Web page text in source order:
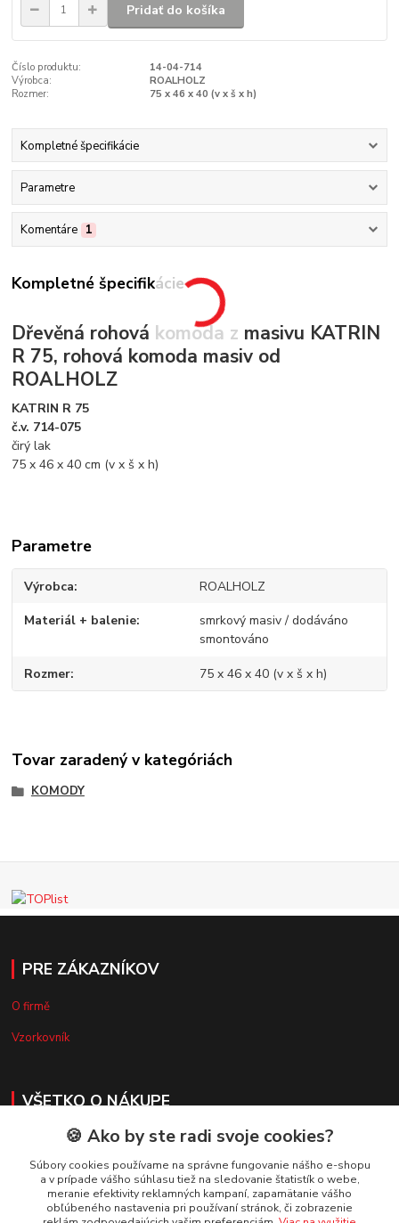
Pridať do košíka
Číslo produktu:
14-04-714
Výrobca:
ROALHOLZ
Rozmer:
75 x 46 x 40 (v x š x h)
Kompletné špecifikácie
Parametre
Komentáre 1
Kompletné špecifikácie
Dřevěná rohová komoda z masivu KATRIN
R 75, rohová komoda masiv od
ROALHOLZ
KATRIN R 75
č.v. 714-075
čirý lak
75 x 46 x 40 cm (v x š x h)
Parametre
Výrobca ROALHOLZ
Materiál + balenie
smrkový masiv / dodáváno
smontováno
Rozmer 75 x 46 x 40 (v x š x h)
Tovar zaradený v kategóriách
KOMODY
PRE ZÁKAZNÍKOV
O firmě
Vzorkovník
VŠETKO O NÁKUPE
Doprava a platba
Obchodné podmienky
Reklamačný poriadok
🍪 Ako by ste radi svoje cookies?
Súbory cookies používame na správne fungovanie nášho e-shopu
a v prípade vášho súhlasu tiež na sledovanie štatistík o webe,
meranie efektivity reklamných kampaní, zapamätanie vášho
obľúbeného nastavenia pri používaní stránok, či zobrazenie